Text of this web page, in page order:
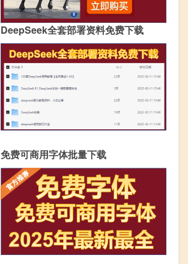
DeepSeek全套部署资料免费下载
免费可商用字体批量下载